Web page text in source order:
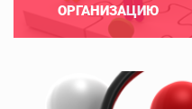
ОРГАНИЗАЦИЮ